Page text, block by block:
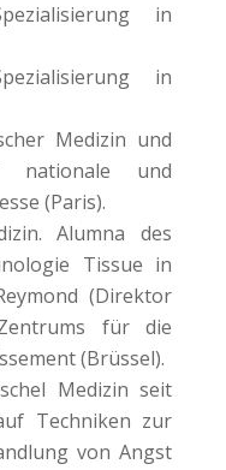
in
in
Medizin und
nationale und
(Paris).
Alumna des
Tissue in
(Direktor
für die
(Brüssel).
Medizin seit
Techniken zur
von Angst